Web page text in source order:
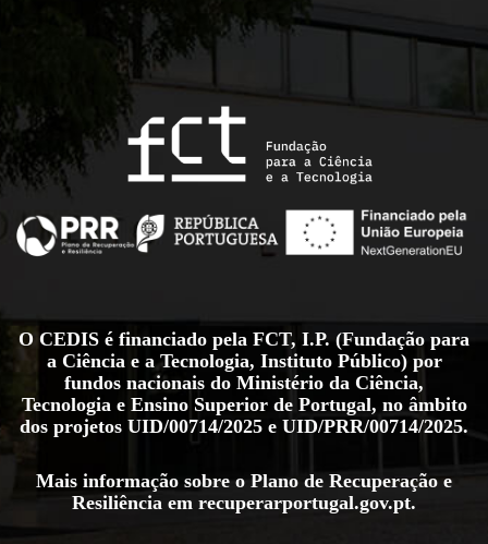
O CEDIS é financiado pela FCT, I.P. (Fundação para
a Ciência e a Tecnologia, Instituto Público) por
fundos nacionais do Ministério da Ciência,
Tecnologia e Ensino Superior de Portugal, no âmbito
dos projetos UID/00714/2025 e UID/PRR/00714/2025.
Mais informação sobre o Plano de Recuperação e
Resiliência em recuperarportugal.gov.pt.